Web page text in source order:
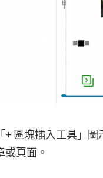
區塊插入工具」
頁面。